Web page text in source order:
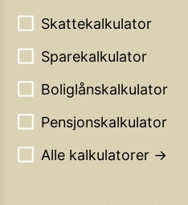
Skattekalkulator
Sparekalkulator
Boliglånskalkulator
Pensjonskalkulator
Alle kalkulatorer →